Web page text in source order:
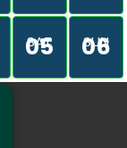
SAT
05 SUN
06